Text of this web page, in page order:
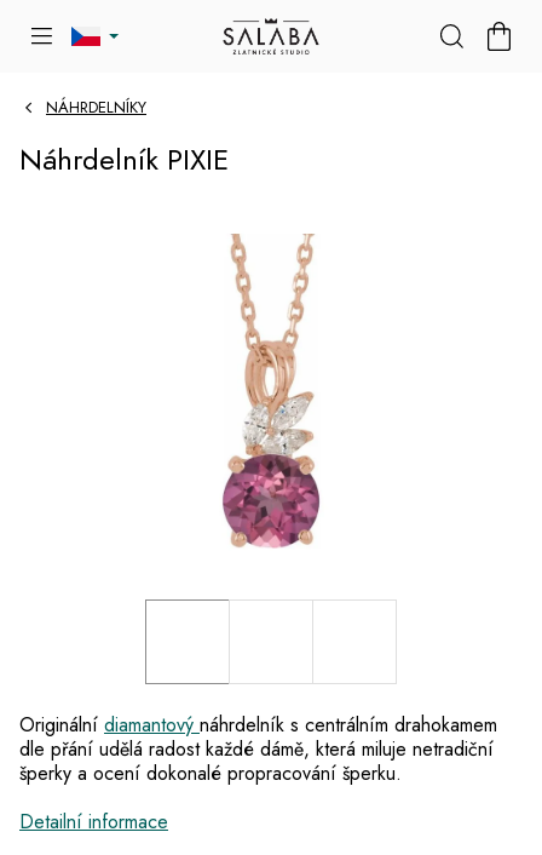
NÁHRDELNÍKY
Náhrdelník PIXIE
Originální diamantový náhrdelník s centrálním drahokamem
dle přání udělá radost každé dámě, která miluje netradiční
šperky a ocení dokonalé propracování šperku.
Detailní informace